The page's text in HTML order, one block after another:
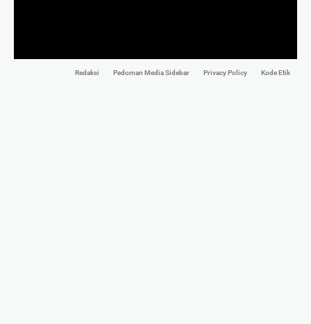
Redaksi Pedoman Media Sidebar Privacy Policy Kode Etik